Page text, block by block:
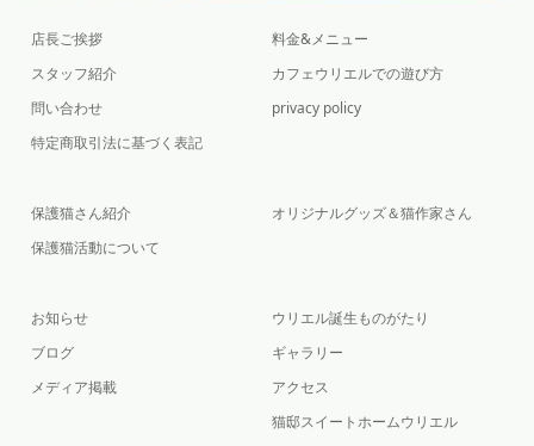
店長ご挨拶
スタッフ紹介
問い合わせ
特定商取引法に基づく表記
料金&メニュー
カフェウリエルでの遊び方
privacy policy
保護猫さん紹介
保護猫活動について
オリジナルグッズ＆猫作家さん
お知らせ
ブログ
メディア掲載
ウリエル誕生ものがたり
ギャラリー
アクセス
猫邸スイートホームウリエル